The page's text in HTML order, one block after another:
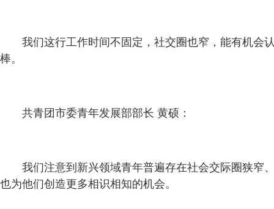
我们这行工作时间不固定，社交圈也窄，能有机会
棒。
共青团市委青年发展部部长 黄硕：
我们注意到新兴领域青年普遍存在社会交际圈狭窄
也为他们创造更多相识相知的机会。